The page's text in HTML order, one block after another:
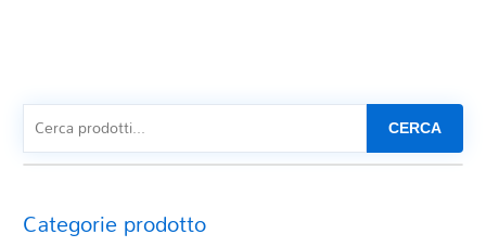
CERCA
Categorie prodotto